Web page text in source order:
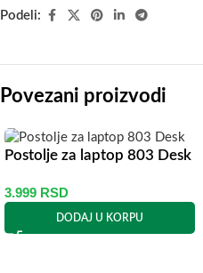
Podeli:
Povezani proizvodi
Postolje za laptop 803 Desk
3.999 RSD
DODAJ U KORPU